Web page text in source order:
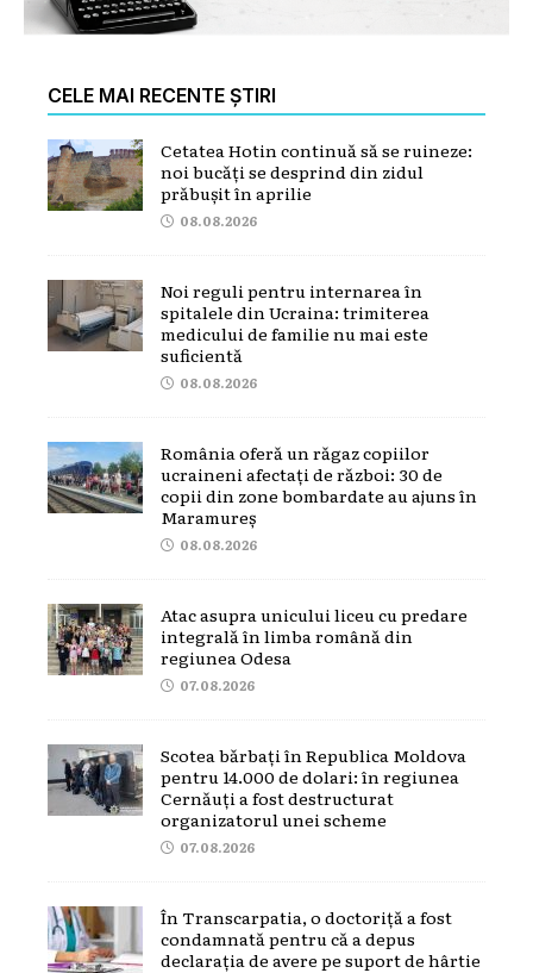
CELE MAI RECENTE ȘTIRI
Cetatea Hotin continuă să se ruineze:
noi bucăți se desprind din zidul
prăbușit în aprilie
08.08.2026
Noi reguli pentru internarea în
spitalele din Ucraina: trimiterea
medicului de familie nu mai este
suficientă
08.08.2026
România oferă un răgaz copiilor
ucraineni afectați de război: 30 de
copii din zone bombardate au ajuns în
Maramureș
08.08.2026
Atac asupra unicului liceu cu predare
integrală în limba română din
regiunea Odesa
07.08.2026
Scotea bărbați în Republica Moldova
pentru 14.000 de dolari: în regiunea
Cernăuți a fost destructurat
organizatorul unei scheme
07.08.2026
În Transcarpatia, o doctoriță a fost
condamnată pentru că a depus
declarația de avere pe suport de hârtie